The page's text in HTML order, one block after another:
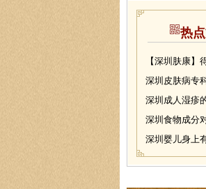
热
【深圳肤康】
深圳皮肤病专
深圳成人湿疹
深圳食物成分
深圳婴儿身上